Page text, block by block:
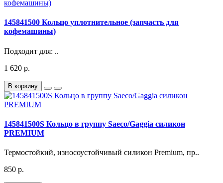
145841500 Кольцо уплотнительное (запчасть для
кофемашины)
Подходит для: ..
1 620 р.
В корзину
145841500S Кольцо в группу Saeco/Gaggia силикон
PREMIUM
Термостойкий, износоустойчивый силикон Premium, пр..
850 р.